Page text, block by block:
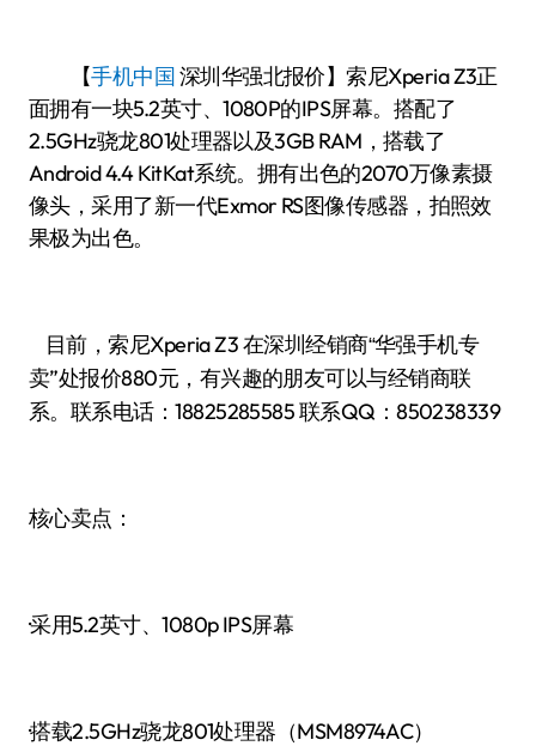
【手机中国深圳华强北报价】索尼Xperia Z3正
面拥有一块5.2英寸、1080P的IPS屏幕。搭配了
2.5GHz骁龙801处理器以及3GB RAM，搭载了
Android 4.4 KitKat系统。拥有出色的2070万像素摄
像头，采用了新一代Exmor RS图像传感器，拍照效
果极为出色。
目前，索尼Xperia Z3 在深圳经销商“华强手机专
卖”处报价880元， 有兴趣的朋友可以与经销商联
系。联系电话：18825285585联系QQ：850238339
核心卖点：
·采用5.2英寸、1080p IPS屏幕
·搭载2.5GHz骁龙801处理器（MSM8974AC）